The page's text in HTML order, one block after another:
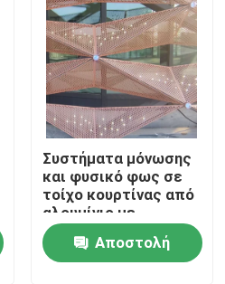
Συστήματα μόνωσης
και φυσικό φως σε
τοίχο κουρτίνας από
αλουμίνιο με
προηγμένες
τεχνολογίες γυαλιού
Αποστολή